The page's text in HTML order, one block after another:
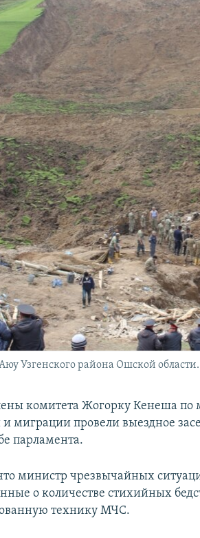
Узгенского района Ошской области.
комитета Жогорку Кенеша
и миграции провели выездное
парламента.
министр чрезвычайных
о количестве стихийных
технику МЧС.